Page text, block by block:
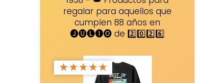
regalar para aquellos que
cumplen 88 años en
🅙🅤🅛🅘🅞 de 2️⃣0️⃣2️⃣6️⃣
★★★★★